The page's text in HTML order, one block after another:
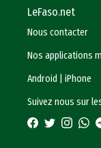
LeFaso.net
Nous contacter
Nos applications
Android
|iPhone
Suivez nous sur